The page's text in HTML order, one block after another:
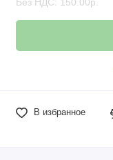
Без НДС: 150.00р.
В избранное